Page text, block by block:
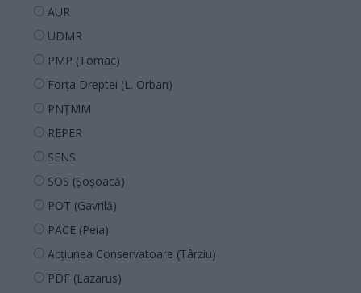
AUR
UDMR
PMP (Tomac)
Forța Dreptei (L. Orban)
PNȚMM
REPER
SENS
SOS (Șoșoacă)
POT (Gavrilă)
PACE (Peia)
Acțiunea Conservatoare (Târziu)
PDF (Lazarus)